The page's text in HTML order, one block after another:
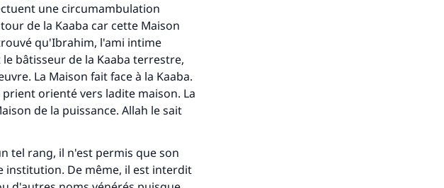
une circumambulation
de la Kaaba car cette Maison
qu'Ibrahim, l'ami intime
bâtisseur de la Kaaba terrestre,
La Maison fait face à la Kaaba.
orienté vers ladite maison. La
de la puissance. Allah le sait
tel rang, il n'est permis que son
institution. De même, il est interdit
vie de millions de
contribution
réponses.
sur lui) a dit:
la même récompense